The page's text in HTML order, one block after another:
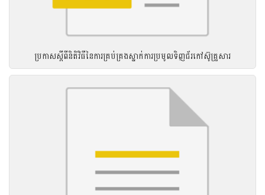
ប្រកាសស្តីពីនិតិវិធីនៃការគ្រប់គ្រងស្នាក់ការប្រមូលទិញជ័រកៅស៊ូគ្រួសារ